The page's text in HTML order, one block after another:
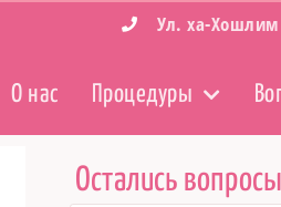
Ул. ха-Хошлим
О нас Процедуры
Остались